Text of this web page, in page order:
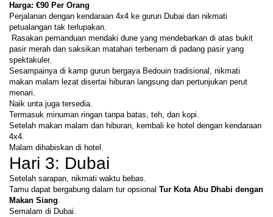
Harga: €90 Per Orang
Perjalanan dengan kendaraan 4x4 ke gurun Dubai dan nikmati
petualangan tak terlupakan.
pasir merah dan saksikan matahari terbenam di padang pasir yang
spektakuler.
Sesampainya di kamp gurun bergaya Bedouin tradisional, nikmati
makan malam lezat disertai hiburan langsung dan pertunjukan perut
menari.
Naik unta juga tersedia.
Termasuk minuman ringan tanpa batas, teh, dan kopi.
Setelah makan malam dan hiburan, kembali ke hotel dengan kendaraan
4x4.
Malam dihabiskan di hotel.
Hari 3: Dubai
Setelah sarapan, nikmati waktu bebas.
Tamu dapat bergabung dalam tur opsional Tur Kota Abu Dhabi dengan
Makan Siang.
Semalam di Dubai.